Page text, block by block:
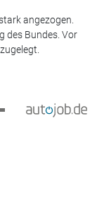
angezogen.
des Bundes. Vor